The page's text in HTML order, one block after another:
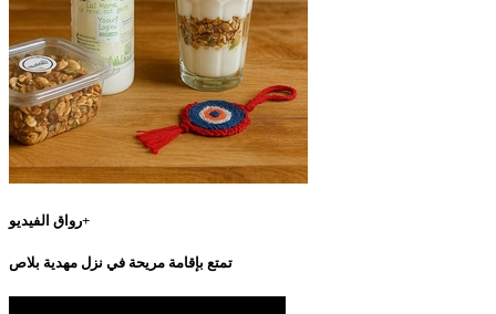
رواق الفيديو+
تمتع بإقامة مريحة في نزل مهدية بلاص